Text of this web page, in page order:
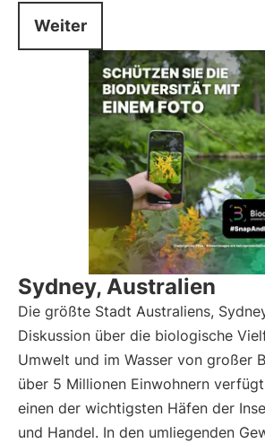
Weiter
Sydney, Australien
Die größte Stadt Australiens,
Diskussion über die biologische
Umwelt und im Wasser von großer
über 5 Millionen Einwohnern
einen der wichtigsten Häfen der
und Handel. In den umliegenden